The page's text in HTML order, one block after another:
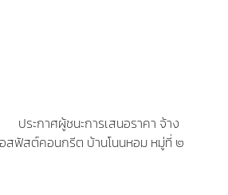
ประกาศผู้ชนะการเสนอราคา จ้าง
สฟัสต์คอนกรีต บ้านโนนหอม หมู่ที่ ๒